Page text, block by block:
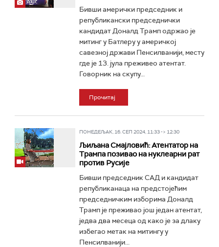
Бивши амерички председник и
републикански председнички
кандидат Доналд Трамп одржао је
митинг у Батлеру у америчкој
савезној држави Пенсилванији, месту
где је 13. јула преживео атентат.
Говорник на скупу...
Прочитај
ПОНЕДЕЉАК, 16. СЕП 2024, 11:33 -> 12:30
Љиљана Смајловић: Атентатор на
Трампа позивао на нуклеарни рат
против Русије
Бивши председник САД и кандидат
републиканаца на предстојећим
председничким изборима Доналд
Трaмп је преживао још један атентат,
једва два месеца од како је за длаку
избегао метак на митингу у
Пенсилванији...